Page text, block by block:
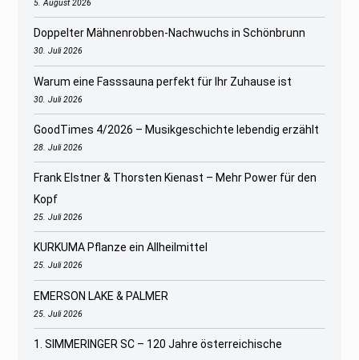
5. August 2026
Doppelter Mähnenrobben-Nachwuchs in Schönbrunn
30. Juli 2026
Warum eine Fasssauna perfekt für Ihr Zuhause ist
30. Juli 2026
GoodTimes 4/2026 – Musikgeschichte lebendig erzählt
28. Juli 2026
Frank Elstner & Thorsten Kienast – Mehr Power für den
Kopf
25. Juli 2026
KURKUMA Pflanze ein Allheilmittel
25. Juli 2026
EMERSON LAKE & PALMER
25. Juli 2026
1. SIMMERINGER SC – 120 Jahre österreichische